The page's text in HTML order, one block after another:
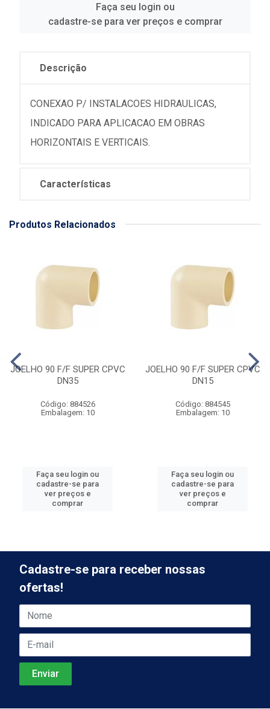
Faça seu login ou
cadastre-se para ver preços e comprar
Descrição
CONEXAO P/ INSTALACOES HIDRAULICAS,
INDICADO PARA APLICACAO EM OBRAS
HORIZONTAIS E VERTICAIS.
Características
Produtos Relacionados
JOELHO 90 F/F SUPER CPVC
DN35
Código: 884526
Embalagem: 10
Faça seu login ou
cadastre-se para
ver preços e
comprar
JOELHO 90 F/F SUPER CPVC
DN15
Código: 884545
Embalagem: 10
Faça seu login ou
cadastre-se para
ver preços e
comprar
Cadastre-se para receber nossas
ofertas!